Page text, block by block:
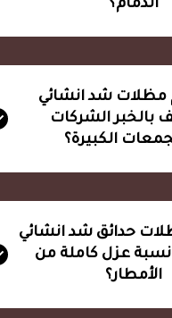
الدمام؟
مظلات شد انشائي
بالخبر الشركات
الكبيرة؟
حدائق شد انشائي
عزل كاملة من
الأمطار؟